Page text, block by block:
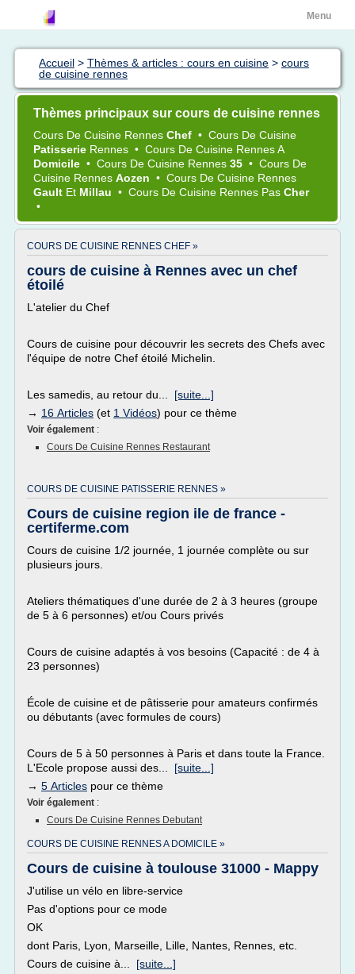
Menu
Accueil > Thèmes & articles : cours en cuisine > cours
de cuisine rennes
Thèmes principaux sur cours de cuisine rennes
Cours De Cuisine Rennes Chef • Cours De Cuisine
Patisserie Rennes • Cours De Cuisine RennesA
Domicile • Cours De Cuisine Rennes 35 • Cours De
Cuisine Rennes Aozen • Cours De Cuisine Rennes
Gault Et Millau • Cours De Cuisine Rennes Pas Cher
•
COURS DE CUISINE RENNES CHEF »
cours de cuisine à Rennes avec un chef
étoilé
L'atelier du Chef
Cours de cuisine pour découvrir les secrets des Chefs avec
l'équipe de notre Chef étoilé Michelin.
Les samedis, au retour du... [suite...]
→ 16 Articles (et 1 Vidéos) pour ce thème
Voir également :
Cours De Cuisine Rennes Restaurant
COURS DE CUISINE PATISSERIE RENNES »
Cours de cuisine region ile de france -
certiferme.com
Cours de cuisine 1/2 journée, 1 journée complète ou sur
plusieurs jours.
Ateliers thématiques d'une durée de 2 à 3 heures (groupe
de 5 à 6 personnes) et/ou Cours privés
Cours de cuisine adaptés à vos besoins (Capacité : de 4 à
23 personnes)
École de cuisine et de pâtisserie pour amateurs confirmés
ou débutants (avec formules de cours)
Cours de 5 à 50 personnes à Paris et dans toute la France.
L'Ecole propose aussi des... [suite...]
→ 5 Articles pour ce thème
Voir également :
Cours De Cuisine Rennes Debutant
COURS DE CUISINE RENNES A DOMICILE »
Cours de cuisine à toulouse 31000 - Mappy
J'utilise un vélo en libre-service
Pas d'options pour ce mode
OK
dont Paris, Lyon, Marseille, Lille, Nantes, Rennes, etc.
Cours de cuisine à... [suite...]